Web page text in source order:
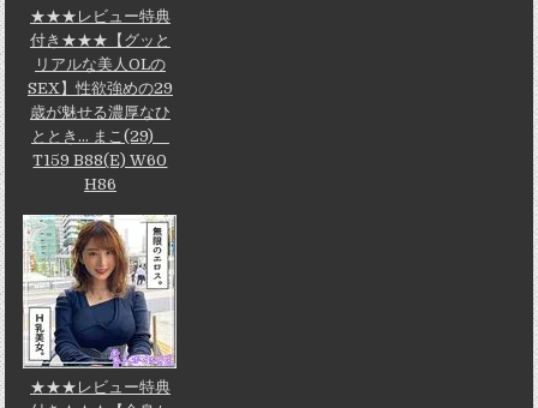
★★★レビュー特典
付き★★★【グッと
リアルな美人OLの
SEX】性欲強めの29
歳が魅せる濃厚なひ
ととき... まこ(29)
T159 B88(E) W60
H86
★★★レビュー特典